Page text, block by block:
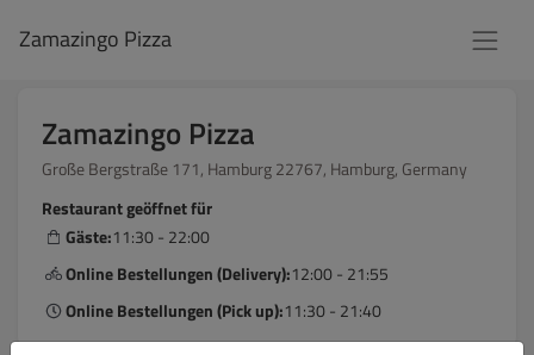
Zamazingo Pizza
Zamazingo Pizza
Große Bergstraße 171, Hamburg 22767, Hamburg, Germany
Restaurant geöffnet für
Gäste:11:30 - 22:00
Online Bestellungen (Delivery):12:00 - 21:55
Online Bestellungen (Pick up):11:30 - 21:40